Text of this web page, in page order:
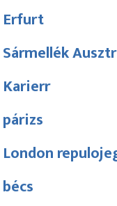
Erfurt
Sármellék
Karierr
párizs
London
bécs